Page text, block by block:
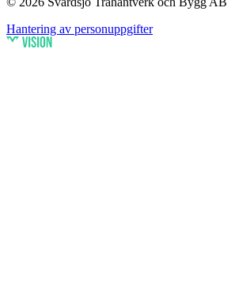
Hantering av personuppgifter